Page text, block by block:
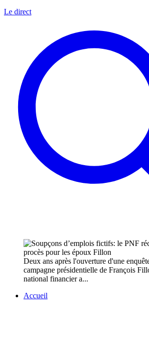
Le direct
Deux ans après l'ouverture d'une
campagne présidentielle de François
national financier a...
Accueil